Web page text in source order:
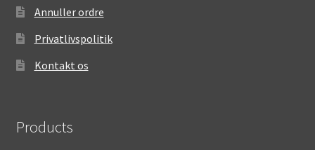
Annuller ordre
Privatlivspolitik
Kontakt os
Products